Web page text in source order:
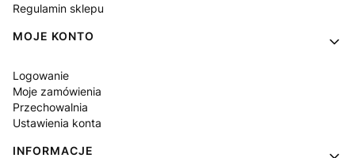
Regulamin sklepu
MOJE KONTO
Logowanie
Moje zamówienia
Przechowalnia
Ustawienia konta
INFORMACJE